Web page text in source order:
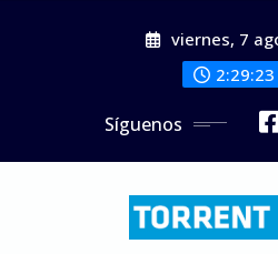
viernes, 7
2:29:25
Síguenos